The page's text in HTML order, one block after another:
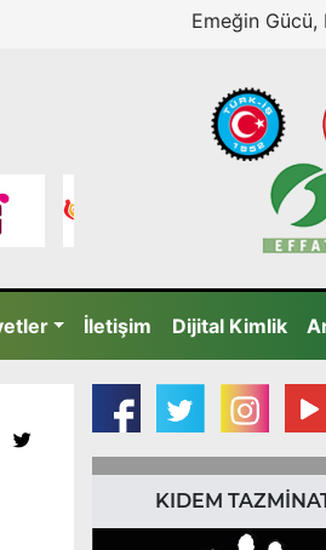
Emeğin Gücü,
İletişim Dijital Kimlik
KIDEM